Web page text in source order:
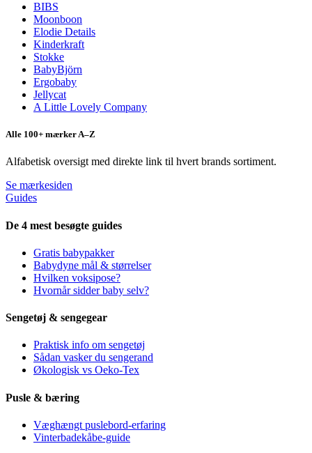
BIBS
Moonboon
Elodie Details
Kinderkraft
Stokke
BabyBjörn
Ergobaby
Jellycat
A Little Lovely Company
Alle 100+ mærker A–Z
Alfabetisk oversigt med direkte link til hvert brands sortiment.
Se mærkesiden
Guides
De 4 mest besøgte guides
Gratis babypakker
Babydyne mål & størrelser
Hvilken voksipose?
Hvornår sidder baby selv?
Sengetøj & sengegear
Praktisk info om sengetøj
Sådan vasker du sengerand
Økologisk vs Oeko-Tex
Pusle & bæring
Væghængt puslebord-erfaring
Vinterbadekåbe-guide